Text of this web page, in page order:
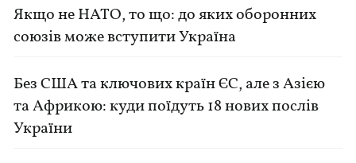
Якщо не НАТО, то що: до яких оборонних
союзів може вступити Україна
Без США та ключових країн ЄС, але з Азією
та Африкою: куди поїдуть 18 нових послів
України